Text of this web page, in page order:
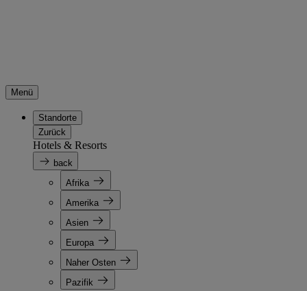
Menü
Standorte
Zurück
Hotels & Resorts
back
Afrika
Amerika
Asien
Europa
Naher Osten
Pazifik